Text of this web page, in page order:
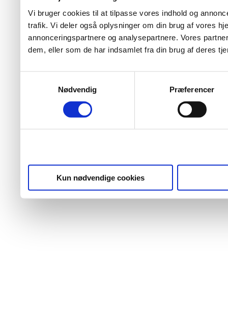
Vi bruger cookies til at tilpasse vores indhold og
trafik. Vi deler også oplysninger om din brug af vores
annonceringspartnere og analysepartnere. Vores
dem, eller som de har indsamlet fra din brug af deres
Nødvendig
Præferencer
Kun nødvendige cookies